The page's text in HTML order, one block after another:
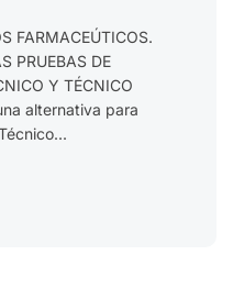
2026
FARMACEÚTICOS.
PRUEBAS DE
Y TÉCNICO
alternativa para